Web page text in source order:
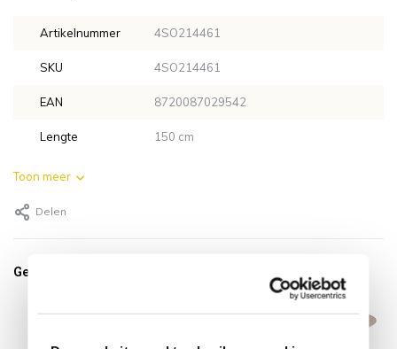
Artikelnummer 4SO214461
SKU 4SO214461
EAN 8720087029542
Lengte 150 cm
Toon meer
Delen
Gerelateerde producten